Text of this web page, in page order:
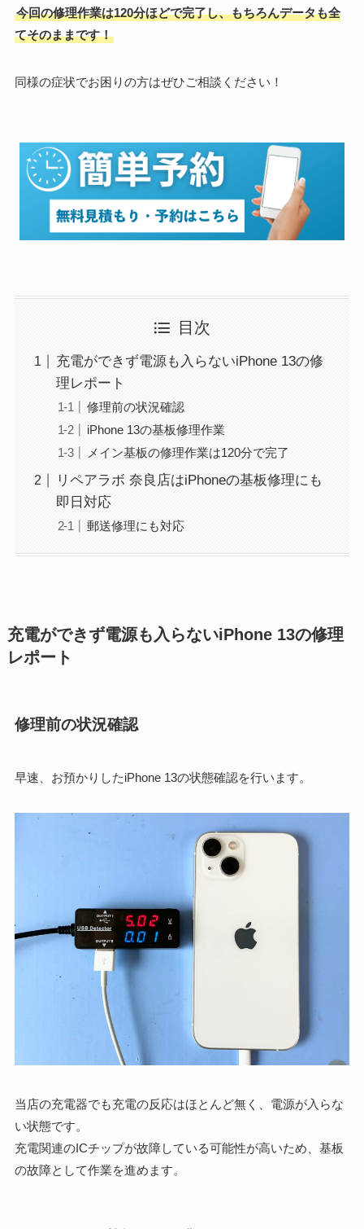
今回の修理作業は120分ほどで完了し、もちろんデータも全
てそのままです！
同様の症状でお困りの方はぜひご相談ください！
目次
充電ができず電源も入らないiPhone 13の修
理レポート
修理前の状況確認
iPhone 13の基板修理作業
メイン基板の修理作業は120分で完了
リペアラボ 奈良店はiPhoneの基板修理にも
即日対応
郵送修理にも対応
充電ができず電源も入らないiPhone 13の修理
レポート
修理前の状況確認
早速、お預かりしたiPhone 13の状態確認を行います。
当店の充電器でも充電の反応はほとんど無く、電源が入らな
い状態です。
充電関連のICチップが故障している可能性が高いため、基板
の故障として作業を進めます。